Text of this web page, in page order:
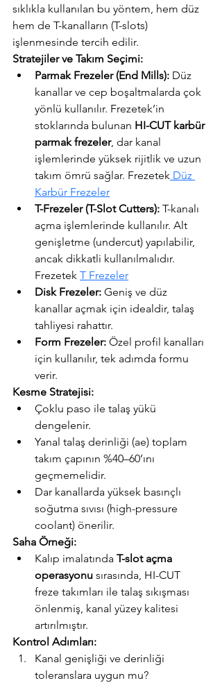
sıklıkla kullanılan bu yöntem, hem düz
hem de T-kanalların (T-slots)
işlenmesinde tercih edilir.
Stratejiler ve Takım Seçimi:
Parmak Frezeler (End Mills): Düz
kanallar ve cep boşaltmalarda çok
yönlü kullanılır. Frezetek’in
stoklarında bulunan HI-CUT karbür
parmak frezeler, dar kanal
işlemlerinde yüksek rijitlik ve uzun
takım ömrü sağlar. Frezetek Düz
Karbür Frezeler
T-Frezeler (T-Slot Cutters): T-kanalı
açma işlemlerinde kullanılır. Alt
genişletme (undercut) yapılabilir,
ancak dikkatli kullanılmalıdır.
Frezetek T Frezeler
Disk Frezeler: Geniş ve düz
kanallar açmak için idealdir, talaş
tahliyesi rahattır.
Form Frezeler: Özel profil kanalları
için kullanılır, tek adımda formu
verir.
Kesme Stratejisi:
Çoklu paso ile talaş yükü
dengelenir.
Yanal talaş derinliği (ae) toplam
takım çapının %40–60’ını
geçmemelidir.
Dar kanallarda yüksek basınçlı
soğutma sıvısı (high-pressure
coolant) önerilir.
Saha Örneği:
Kalıp imalatında T-slot açma
operasyonu sırasında, HI-CUT
freze takımları ile talaş sıkışması
önlenmiş, kanal yüzey kalitesi
artırılmıştır.
Kontrol Adımları:
Kanal genişliği ve derinliği
toleranslara uygun mu?